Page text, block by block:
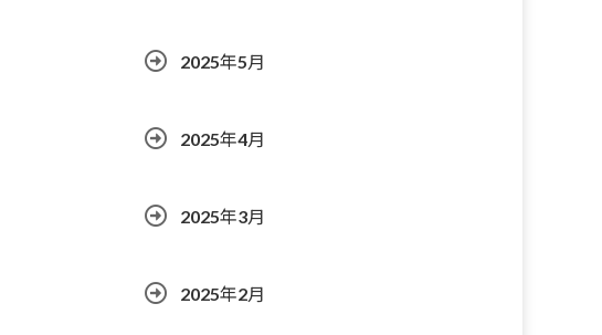
2025年5月
2025年4月
2025年3月
2025年2月